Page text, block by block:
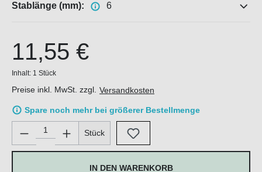
Stablänge (mm): 6
11,55 €
Inhalt: 1 Stück
Preise inkl. MwSt. zzgl. Versandkosten
Spare noch mehr bei größerer Bestellmenge
Produkt Anzahl: Gib den gewünschten Wert ein oder
Stück
IN DEN WARENKORB